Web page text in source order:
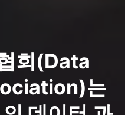
회(Data
는